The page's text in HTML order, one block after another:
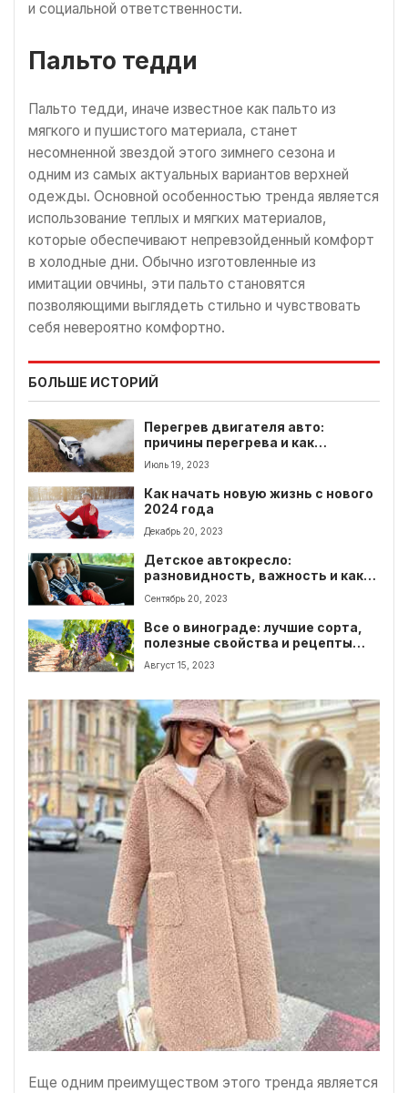
и социальной ответственности.
Пальто тедди
Пальто тедди, иначе известное как пальто из
мягкого и пушистого материала, станет
несомненной звездой этого зимнего сезона и
одним из самых актуальных вариантов верхней
одежды. Основной особенностью тренда является
использование теплых и мягких материалов,
которые обеспечивают непревзойденный комфорт
в холодные дни. Обычно изготовленные из
имитации овчины, эти пальто становятся
позволяющими выглядеть стильно и чувствовать
себя невероятно комфортно.
БОЛЬШЕ ИСТОРИЙ
Перегрев двигателя авто:
причины перегрева и как
охладить двигатель автомобиля
Июль 19, 2023
Как начать новую жизнь с нового
2024 года
Декабрь 20, 2023
Детское автокресло:
разновидность, важность и как
правильно выбрать автокресло
для ребенка
Сентябрь 20, 2023
Все о винограде: лучшие сорта,
полезные свойства и рецепты
блюд
Август 15, 2023
Еще одним преимуществом этого тренда является